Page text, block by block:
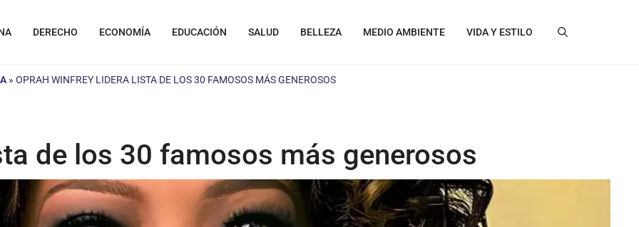
DERECHO ECONOMÍA EDUCACIÓN SALUD BELLEZA MEDIO AMBIENTE VIDA Y ESTILO
» OPRAH WINFREY LIDERA LISTA DE LOS 30 FAMOSOS MÁS GENEROSOS
de los 30 famosos más generosos